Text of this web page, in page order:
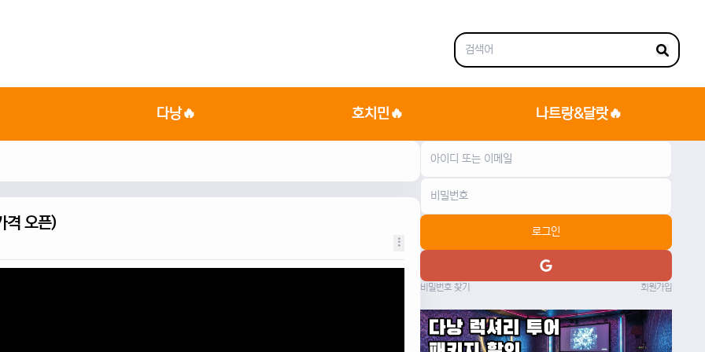
다낭🔥 호치민🔥 나트랑&달랏🔥
격 오픈) 로그인
비밀번호 찾기 회원가입